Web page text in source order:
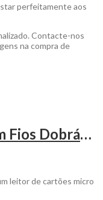
perfeitamente aos
Contacte-nos
na compra de
Auscultadores Gould sem Fios Dobráveis em Bambu e ABS para ser Personalizado
leitor de cartões micro